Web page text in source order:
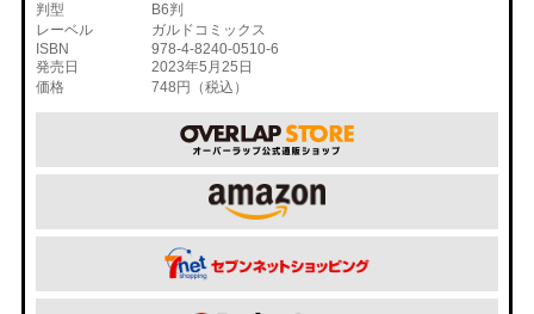
判型
B6判
レーベル
ガルドコミックス
ISBN
978-4-8240-0510-6
発売日
2023年5月25日
価格
748円（税込）